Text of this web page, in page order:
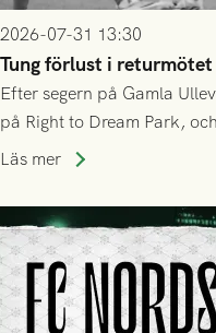
2026-07-31 13:30
Tung förlust i
Efter segern på Gamla
på Right to Dream Park,
upphöra efter mindre än
tennissiffror och det
Läs mer